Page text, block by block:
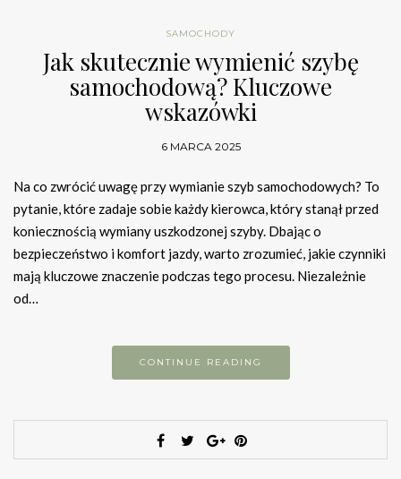
SAMOCHODY
Jak skutecznie wymienić szybę
samochodową? Kluczowe
wskazówki
6 MARCA 2025
Na co zwrócić uwagę przy wymianie szyb samochodowych? To
pytanie, które zadaje sobie każdy kierowca, który stanął przed
koniecznością wymiany uszkodzonej szyby. Dbając o
bezpieczeństwo i komfort jazdy, warto zrozumieć, jakie czynniki
mają kluczowe znaczenie podczas tego procesu. Niezależnie
od…
CONTINUE READING